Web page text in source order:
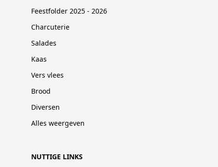
Feestfolder 2025 - 2026
Charcuterie
Salades
Kaas
Vers vlees
Brood
Diversen
Alles weergeven
NUTTIGE LINKS